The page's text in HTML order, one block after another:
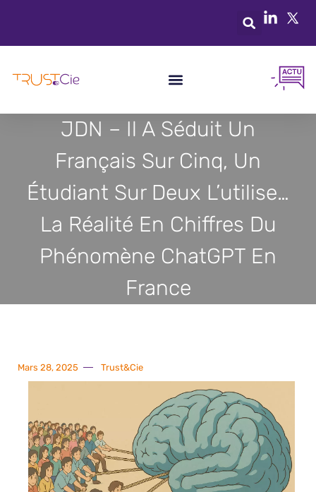
JDN – Il A Séduit Un
Français Sur Cinq, Un
Étudiant Sur Deux L’utilise…
La Réalité En Chiffres Du
Phénomène ChatGPT En
France
Mars 28, 2025 Trust&Cie